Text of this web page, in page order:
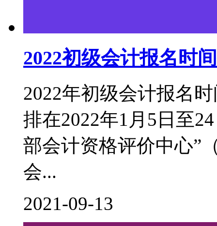
2022初级会计报名时
2022年初级会计报名
排在2022年1月5日至
部会计资格评价中心”
会...
2021-09-13